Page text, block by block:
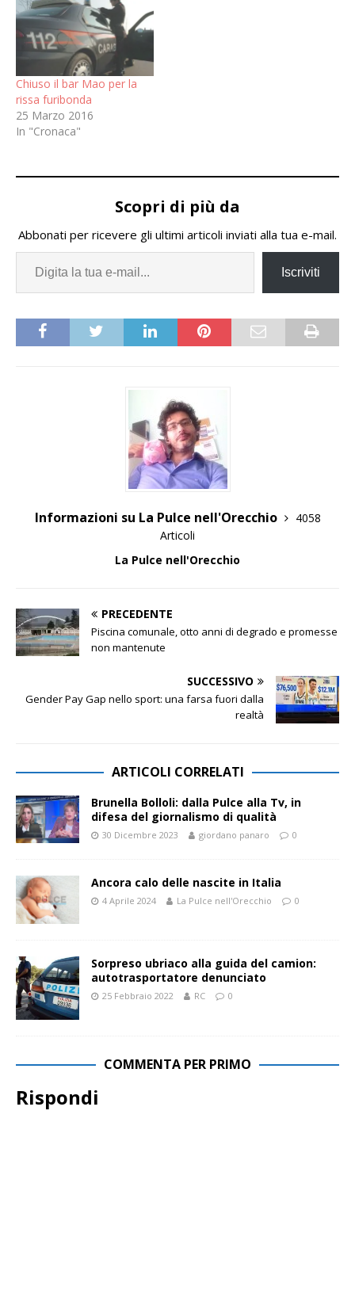
Chiuso il bar Mao per la
rissa furibonda
25 Marzo 2016
In "Cronaca"
Scopri di più da
Abbonati per ricevere gli ultimi articoli inviati alla tua e-mail.
Iscriviti
Informazioni su La Pulce nell'Orecchio
4058
Articoli
La Pulce nell'Orecchio
PRECEDENTE
Piscina comunale, otto anni di degrado e promesse
non mantenute
SUCCESSIVO
Gender Pay Gap nello sport: una farsa fuori dalla
realtà
ARTICOLI CORRELATI
Brunella Bolloli: dalla Pulce alla Tv, in
difesa del giornalismo di qualità
30 Dicembre 2023 giordano panaro 0
Ancora calo delle nascite in Italia
4 Aprile 2024 La Pulce nell'Orecchio 0
Sorpreso ubriaco alla guida del camion:
autotrasportatore denunciato
25 Febbraio 2022 RC 0
COMMENTA PER PRIMO
Rispondi